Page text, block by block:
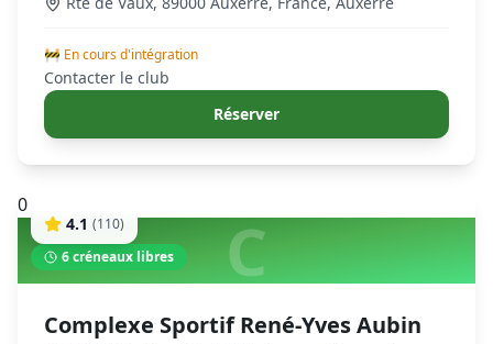
🚧 En cours d'intégration
Contacter le club
Réserver
0
C
4.1 (110)
6créneaux libres
Complexe Sportif René-Yves Aubin